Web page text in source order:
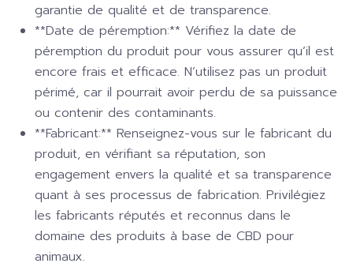
garantie de qualité et de transparence.
**Date de péremption:** Vérifiez la date de
péremption du produit pour vous assurer qu’il est
encore frais et efficace. N’utilisez pas un produit
périmé, car il pourrait avoir perdu de sa puissance
ou contenir des contaminants.
**Fabricant:** Renseignez-vous sur le fabricant du
produit, en vérifiant sa réputation, son
engagement envers la qualité et sa transparence
quant à ses processus de fabrication. Privilégiez
les fabricants réputés et reconnus dans le
domaine des produits à base de CBD pour
animaux.